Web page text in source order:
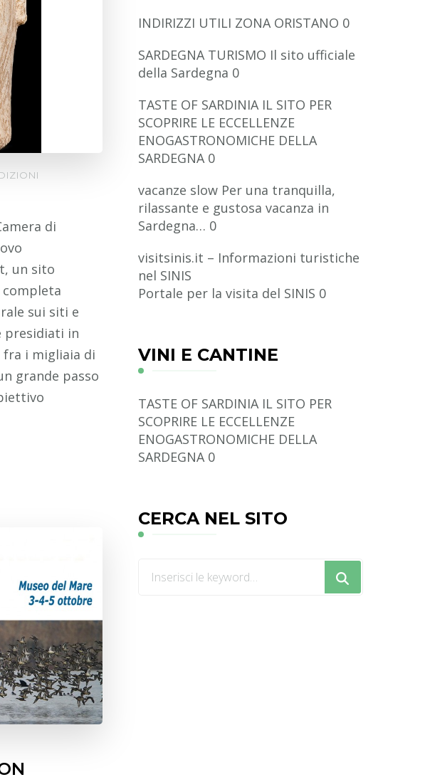
di
un sito
sui siti e
presidiati in
fra i migliaia di
grande passo
INDIRIZZI UTILI ZONA ORISTANO 0
SARDEGNA TURISMO Il sito ufficiale
della Sardegna 0
TASTE OF SARDINIA IL SITO PER
SCOPRIRE LE ECCELLENZE
ENOGASTRONOMICHE DELLA
SARDEGNA 0
vacanze slow Per una tranquilla,
rilassante e gustosa vacanza in
Sardegna… 0
visitsinis.it – Informazioni turistiche
nel SINIS
Portale per la visita del SINIS 0
VINI E CANTINE
TASTE OF SARDINIA IL SITO PER
SCOPRIRE LE ECCELLENZE
ENOGASTRONOMICHE DELLA
SARDEGNA 0
CERCA NEL SITO
Cerchi